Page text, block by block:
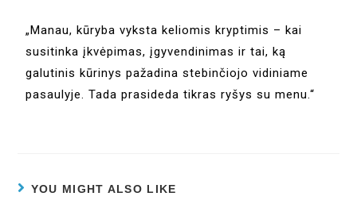
„Manau, kūryba vyksta keliomis kryptimis – kai
susitinka įkvėpimas, įgyvendinimas ir tai, ką
galutinis kūrinys pažadina stebinčiojo vidiniame
pasaulyje. Tada prasideda tikras ryšys su menu.“
YOU MIGHT ALSO LIKE